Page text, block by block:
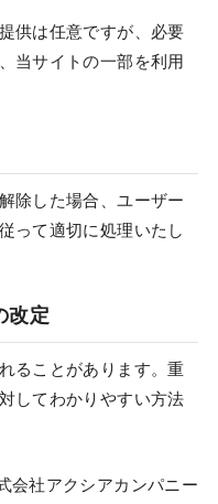
供は任意ですが、必要
当サイトの一部を利用
除した場合、ユーザー
って適切に処理いたし
改定
ることがあります。重
してわかりやすい方法
会社アクシアカンパニー